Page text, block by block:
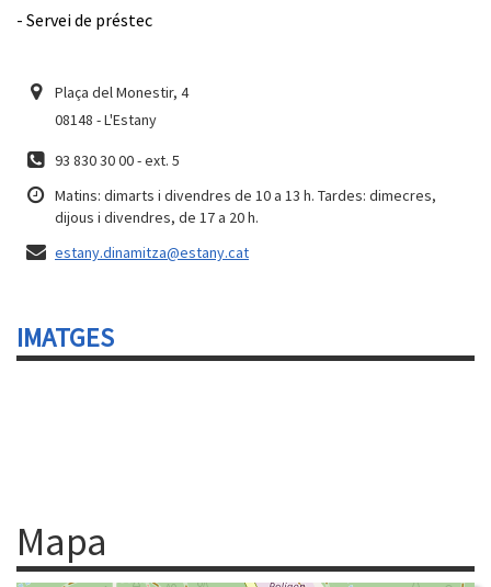
- Servei de préstec
Plaça del Monestir, 4
08148 - L'Estany
93 830 30 00 - ext. 5
Matins: dimarts i divendres de 10 a 13 h. Tardes: dimecres,
dijous i divendres, de 17 a 20 h.
estany.dinamitza@estany.cat
IMATGES
Mapa